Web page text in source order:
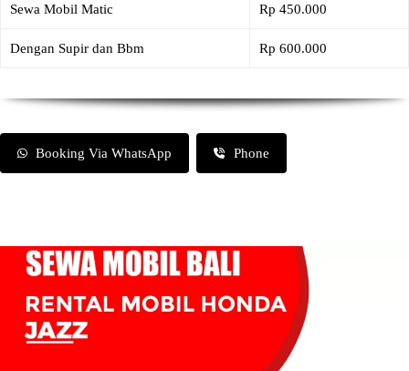
Sewa Mobil Matic Rp 450.000
Dengan Supir dan Bbm Rp 600.000
Booking Via WhatsApp Phone